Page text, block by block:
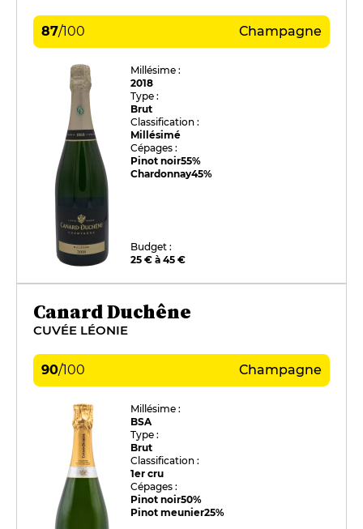
87/100 Champagne
Millésime :
2018
Type :
Brut
Classification :
Millésimé
Cépages :
Pinot noir55%
Chardonnay45%
Budget :
25 € à 45 €
Canard Duchêne
CUVÉE LÉONIE
90/100 Champagne
Millésime :
BSA
Type :
Brut
Classification :
1er cru
Cépages :
Pinot noir50%
Pinot meunier25%